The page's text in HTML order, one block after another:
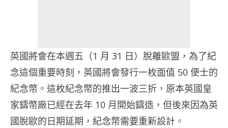
英國將會在本週五（1 月 31 日）脫離歐盟，為了紀
念這個重要時刻，英國將會發行一枚面值 50 便士的
紀念幣。這枚紀念幣的推出一波三折，原本英國皇
家鑄幣廠已經在去年 10 月開始鑄造，但後來因為英
國脫歐的日期延期，紀念幣需要重新設計。